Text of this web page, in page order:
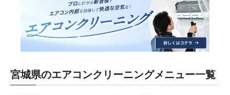
宮城県のエアコンクリーニングメニュー一覧